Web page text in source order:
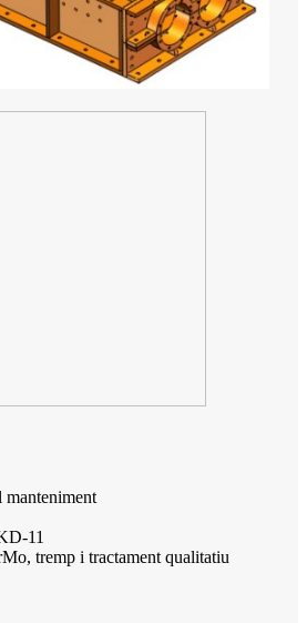
11
tremp i tractament qualitatiu